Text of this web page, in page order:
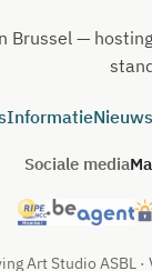
Brussel —
InformatieNieuws
Sociale media
Art Studio ASBL